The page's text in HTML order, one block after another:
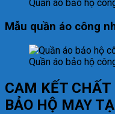
Quần áo bảo hộ
Mẫu quần áo công
Quần áo bảo hộ
CAM KẾT
BẢO HỘ MAY